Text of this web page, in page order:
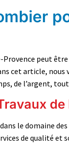
peut
cet article,
de l’argent,
le domaine
de qualité et